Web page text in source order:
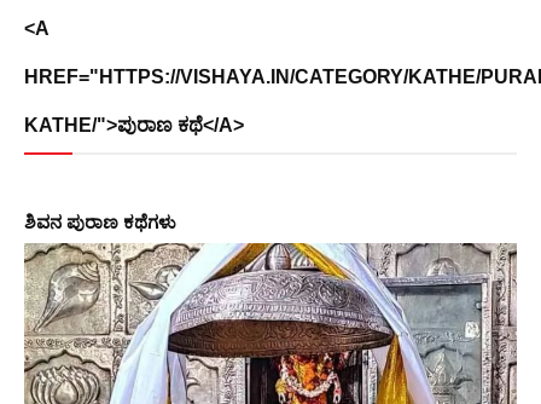
<A
HREF="HTTPS://VISHAYA.IN/CATEGORY/KATHE/
KATHE/">ಪುರಾಣ ಕಥೆ</A>
ಶಿವನ ಪುರಾಣ ಕಥೆಗಳು